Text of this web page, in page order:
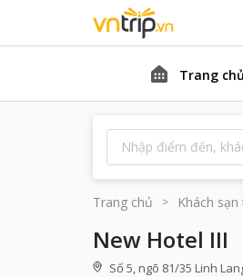
Trang chủ
Trang chủ Khách sạn
New Hotel III
Số 5, ngõ 81/35 Linh